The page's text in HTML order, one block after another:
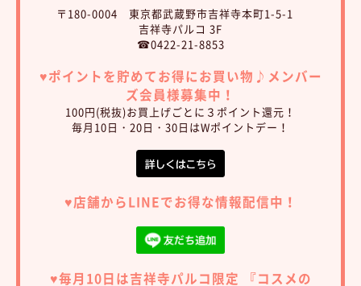
〒180-0004 東京都武蔵野市吉祥寺本町1-5-1
吉祥寺パルコ 3F
☎0422-21-8853
♥︎ポイントを貯めてお得にお買い物♪ メンバー
ズ会員様募集中！
100円(税抜)お買上げごとに３ポイント還元！
毎月10日・20日・30日はWポイントデー！
♥︎店舗からLINEでお得な情報配信中！
♥︎毎月10日は吉祥寺パルコ限定 『コスメの